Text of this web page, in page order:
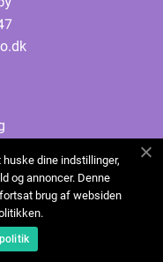
dine indstillinger,
og annoncer. Denne
brug af websiden